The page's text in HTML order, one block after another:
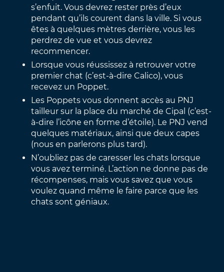
s’enfuit. Vous devrez rester près d’eux
pendant qu’ils courent dans la ville. Si vous
êtes à quelques mètres derrière, vous les
perdrez de vue et vous devrez
recommencer.
Lorsque vous réussissez à retrouver votre
premier chat (c’est-à-dire Calico), vous
recevez un Poppet.
Les Poppets vous donnent accès au PNJ
tailleur sur la place du marché de Cipal (c’est-
à-dire l’icône en forme d’étoile). Le PNJ vend
quelques matériaux, ainsi que deux capes
(nous en parlerons plus tard).
N’oubliez pas de caresser les chats lorsque
vous avez terminé. L’action ne donne pas de
récompenses, mais vous savez que vous
voulez quand même le faire parce que les
chats sont géniaux.